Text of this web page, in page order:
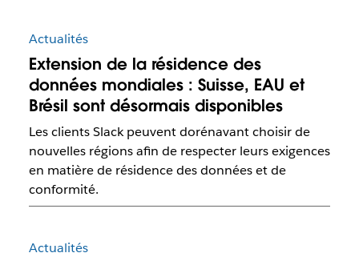
Actualités
Extension de la résidence des
données mondiales : Suisse, EAU et
Brésil sont désormais disponibles
Les clients Slack peuvent dorénavant choisir de
nouvelles régions afin de respecter leurs exigences
en matière de résidence des données et de
conformité.
Actualités